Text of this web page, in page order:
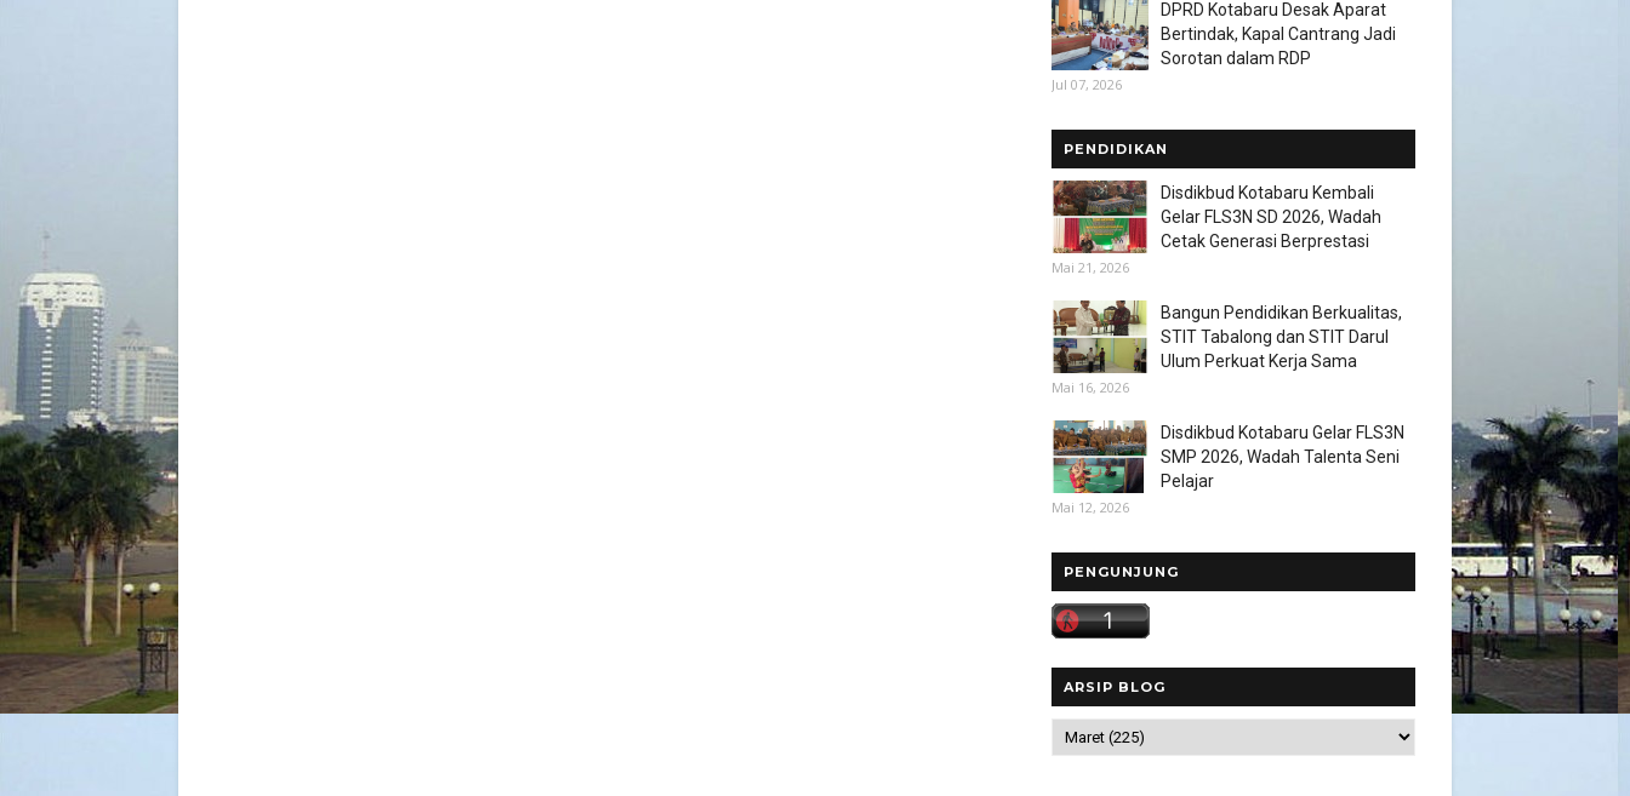
DPRD Kotabaru Desak Aparat
Bertindak, Kapal Cantrang Jadi
Sorotan dalam RDP
Jul 07, 2026
PENDIDIKAN
Disdikbud Kotabaru Kembali
Gelar FLS3N SD 2026, Wadah
Cetak Generasi Berprestasi
Mai 21, 2026
Bangun Pendidikan Berkualitas,
STIT Tabalong dan STIT Darul
Ulum Perkuat Kerja Sama
Mai 16, 2026
Disdikbud Kotabaru Gelar FLS3N
SMP 2026, Wadah Talenta Seni
Pelajar
Mai 12, 2026
PENGUNJUNG
ARSIP BLOG